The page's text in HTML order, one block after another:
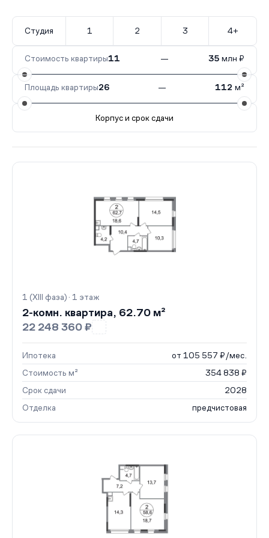
Студия 1 2 3 4+
Стоимость квартиры11 — 35 млн ₽
Площадь квартиры26 — 112 м²
Корпус и срок сдачи
1 (XIII фаза)145 кв.
1 (XIII фаза) · 1 этаж
2-комн. квартира, 62.70 м²
22 248 360 ₽
Ипотека
от 105 557 ₽/мес.
Стоимость м²
354 838 ₽
Срок сдачи
2028
Отделка
предчистовая